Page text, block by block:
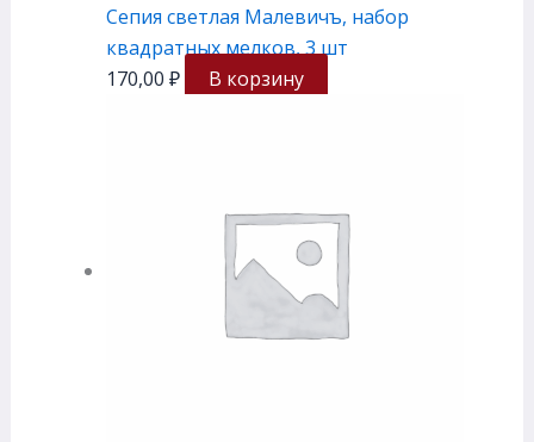
Сепия светлая Малевичъ, набор
квадратных мелков, 3 шт
170,00 ₽ В корзину